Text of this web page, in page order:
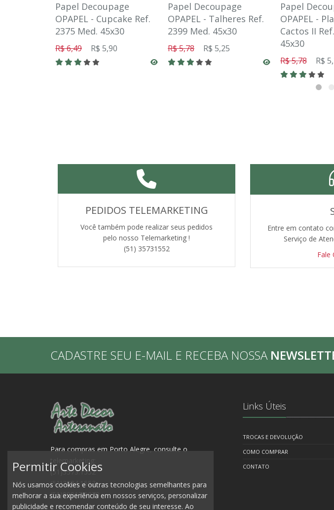
Papel Decoupage
OPAPEL - Cupcake Ref.
2375 Med. 45x30
R$ 6,49 R$ 5,90
Papel Decoupage
OPAPEL - Talheres Ref.
2399 Med. 45x30
R$ 5,78 R$ 5,25
Papel
OPAPEL -
Cactos II
45x30
R$ 5,78 R$
PEDIDOS TELEMARKETING
Você também pode realizar seus pedidos
pelo nosso Telemarketing !
(51) 35731552
Entre em contato
Serviço de
Fale
CADASTRE SEU E-MAIL E RECEBA NOSSA
Para compras em Porto Alegre, consulte o
telemarketing:
(51)3573.1552
(51)3084.1552
(51)99917.0979
Links Úteis
TROCAS E DEVOLUÇÃO
COMO COMPRAR
CONTATO
Permitir Cookies
Nós usamos cookies e outras tecnologias semelhantes para
melhorar a sua experiência em nossos serviços, personalizar
publicidade e recomendar conteúdo de seu interesse. Ao